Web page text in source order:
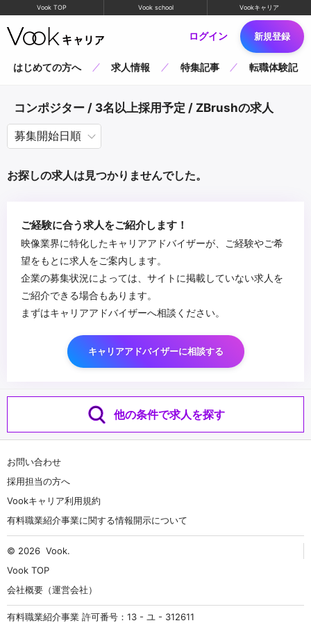
Vook TOP Vook school Vookキャリア
ログイン 新規登録
はじめての方へ 求人情報 特集記事 転職体験記
コンポジター / 3名以上採用予定 / ZBrushの求人
お探しの求人は見つかりませんでした。
ご経験に合う求人をご紹介します！
映像業界に特化したキャリアアドバイザーが、ご経験やご希
望をもとに求人をご案内します。
企業の募集状況によっては、サイトに掲載していない求人を
ご紹介できる場合もあります。
まずはキャリアアドバイザーへ相談ください。
キャリアアドバイザーに相談する
他の条件で求人を探す
お問い合わせ
採用担当の方へ
Vookキャリア利用規約
有料職業紹介事業に関する情報開示について
© 2026 Vook.
Vook TOP
会社概要（運営会社）
有料職業紹介事業 許可番号：13 - ユ - 312611